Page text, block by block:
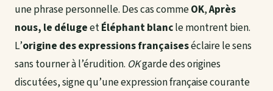
une phrase personnelle. Des cas commeOK,Après
nous, le délugeetÉléphant blancle montrent bien.
L’origine des expressions françaiseséclaire le sens
sans tourner à l’érudition. OKgarde des origines
discutées, signe qu’une expression française courante